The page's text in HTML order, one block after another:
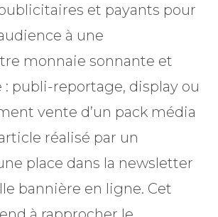
et payants pour
à une
monnaie sonnante et
publi-reportage, display ou
vente d’un pack média
réalisé par un
place dans la newsletter
bannière en ligne. Cet